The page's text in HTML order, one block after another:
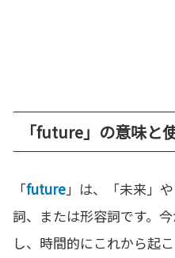
「future」の意味と
「future」は、「未来」
詞、または形容詞です。
し、時間的にこれから起